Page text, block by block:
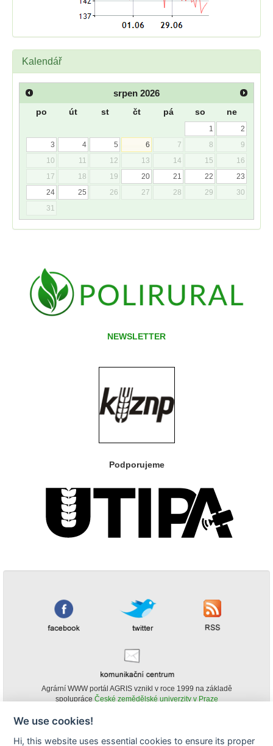
Kalendář
srpen 2026
po út st čt pá so ne
1
2
3
4 5 6 7 8
9
10
11 12 13 14 15
16
17
18 19 20 21 22
23
24
25 26 27 28 29
30
31
NEWSLETTER
Podporujeme
Agrární WWW portál AGRIS vznikl v roce 1999 na základě
spolupráce České zemědělské univerzity v Praze
obsahu agrárního WWW portálu AGRIS je možné
We use cookies!
Hi, this website uses essential cookies to ensure its proper